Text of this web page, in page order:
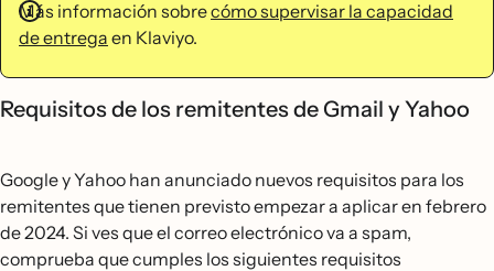
Más información sobrecómo supervisar la capacidad
de entrega en Klaviyo.
Requisitos de los remitentes de Gmail y Yahoo
Google y Yahoo han anunciado nuevos requisitos para los
remitentes que tienen previsto empezar a aplicar en febrero
de 2024. Si ves que el correo electrónico va a spam,
comprueba que cumples los siguientes requisitos